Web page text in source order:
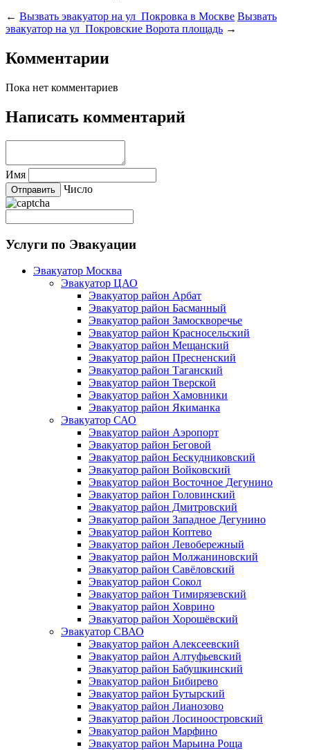
← Вызвать эвакуатор на ул Покровка в Москве Вызвать
эвакуатор на ул Покровские Ворота площадь →
Комментарии
Пока нет комментариев
Написать комментарий
Имя
Число
Услуги по Эвакуации
Эвакуатор Москва
Эвакуатор ЦАО
Эвакуатор район Арбат
Эвакуатор район Басманный
Эвакуатор район Замоскворечье
Эвакуатор район Красносельский
Эвакуатор район Мещанский
Эвакуатор район Пресненский
Эвакуатор район Таганский
Эвакуатор район Тверской
Эвакуатор район Хамовники
Эвакуатор район Якиманка
Эвакуатор САО
Эвакуатор район Аэропорт
Эвакуатор район Беговой
Эвакуатор район Бескудниковский
Эвакуатор район Войковский
Эвакуатор район Восточное Дегунино
Эвакуатор район Головинский
Эвакуатор район Дмитровский
Эвакуатор район Западное Дегунино
Эвакуатор район Коптево
Эвакуатор район Левобережный
Эвакуатор район Молжаниновский
Эвакуатор район Савёловский
Эвакуатор район Сокол
Эвакуатор район Тимирязевский
Эвакуатор район Ховрино
Эвакуатор район Хорошёвский
Эвакуатор СВАО
Эвакуатор район Алексеевский
Эвакуатор район Алтуфьевский
Эвакуатор район Бабушкинский
Эвакуатор район Бибирево
Эвакуатор район Бутырский
Эвакуатор район Лианозово
Эвакуатор район Лосиноостровский
Эвакуатор район Марфино
Эвакуатор район Марьина Роща